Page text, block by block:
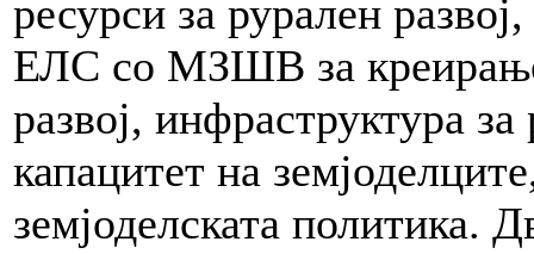
ресурси за рурален
ЕЛС со МЗШВ за
развој, инфраструктура
капацитет на
земјоделската политика.